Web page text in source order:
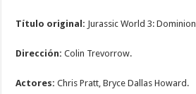
Título original: Jurassic World 3: Dominion
Dirección:Colin Trevorrow.
Actores: Chris Pratt, Bryce Dallas Howard.